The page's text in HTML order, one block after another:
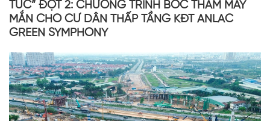
TÚC” ĐỢT 2: CHƯƠNG TRÌNH BỐC THĂM MAY
MẮN CHO CƯ DÂN THẤP TẦNG KĐT ANLAC
GREEN SYMPHONY